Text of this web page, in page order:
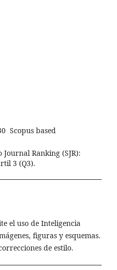
Scopus based
Ranking (SJR):
3 (Q3).
el uso de Inteligencia
figuras y esquemas.
de estilo.